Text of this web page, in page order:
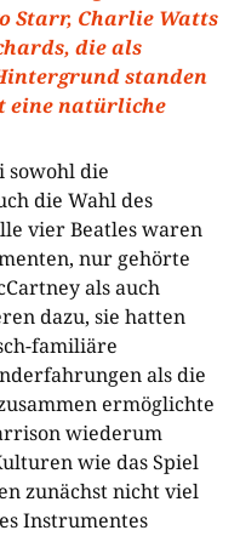
Starr, Charlie Watts
die als
standen
eine natürliche
sowohl die
die Wahl des
vier Beatles waren
nur gehörte
als auch
dazu, sie hatten
familiäre
als die
ermöglichte
wiederum
wie das Spiel
zunächst nicht viel
Instrumentes